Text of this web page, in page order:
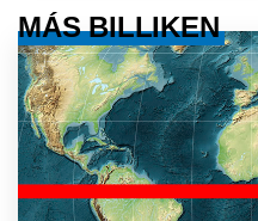
MÁS BILLIKEN